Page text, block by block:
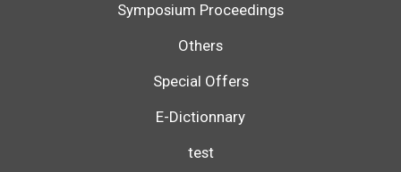
Symposium Proceedings
Others
Special Offers
E-Dictionnary
test